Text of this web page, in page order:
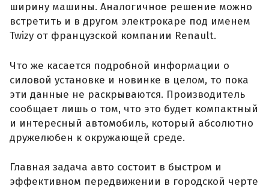
ширину машины. Аналогичное решение можно
встретить и в другом электрокаре под именем
Twizy от французской компании Renault.
Что же касается подробной информации о
силовой установке и новинке в целом, то пока
эти данные не раскрываются. Производитель
сообщает лишь о том, что это будет компактный
и интересный автомобиль, который абсолютно
дружелюбен к окружающей среде.
Главная задача авто состоит в быстром и
эффективном передвижении в городской черте